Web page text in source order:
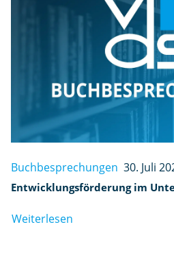
Buchbesprechungen 30. Juli
Entwicklungsförderung im
Weiterlesen